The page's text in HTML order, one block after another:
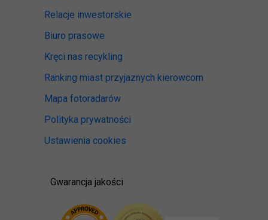
Relacje inwestorskie
Biuro prasowe
Kręci nas recykling
Ranking miast przyjaznych kierowcom
Mapa fotoradarów
Polityka prywatności
Ustawienia cookies
Gwarancja jakości